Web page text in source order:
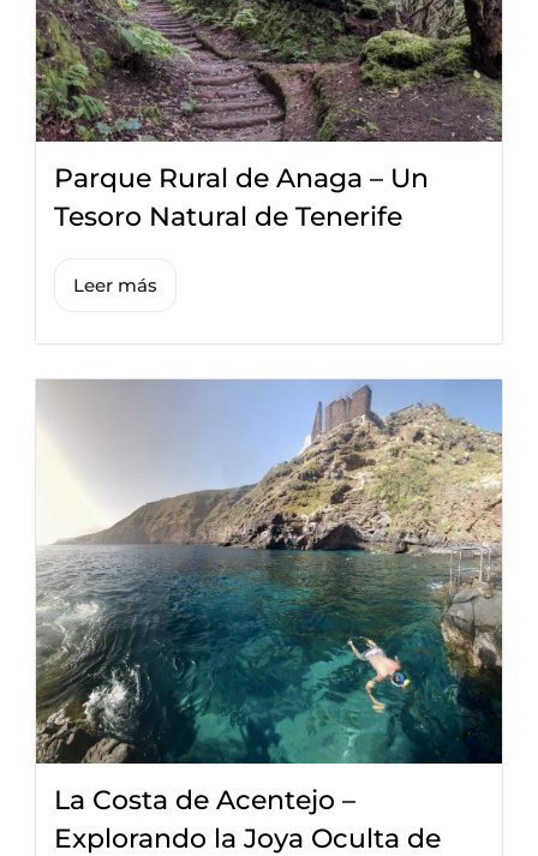
Parque Rural de Anaga – Un
Tesoro Natural de Tenerife
Leer más
La Costa de Acentejo –
Explorando la Joya Oculta de